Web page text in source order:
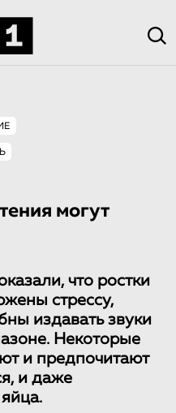
могут
что ростки
стрессу,
издавать звуки
Некоторые
и предпочитают
и даже